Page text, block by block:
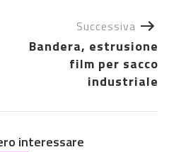
Successiva
Bandera, estrusione
film per sacco
industriale
interessare